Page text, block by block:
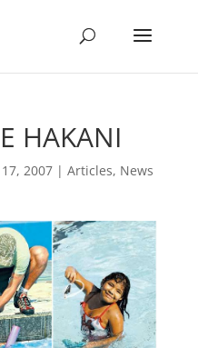
HAKANI
2007| Articles, News